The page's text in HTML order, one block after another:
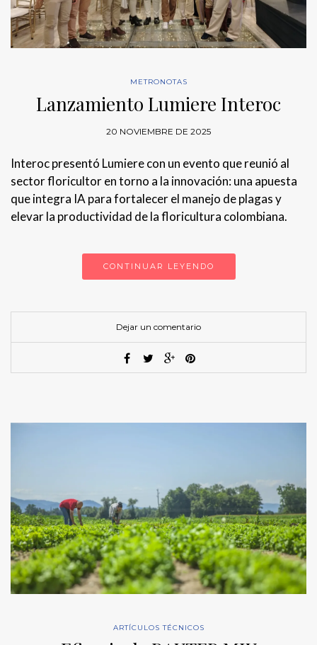
METRONOTAS
Lanzamiento Lumiere Interoc
20 NOVIEMBRE DE 2025
Interoc presentó Lumiere con un evento que reunió al
sector floricultor en torno a la innovación: una apuesta
que integra IA para fortalecer el manejo de plagas y
elevar la productividad de la floricultura colombiana.
CONTINUAR LEYENDO
Dejar un comentario
ARTÍCULOS TÉCNICOS